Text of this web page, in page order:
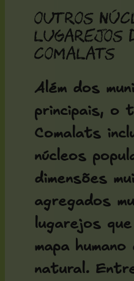
Outros
lugarejos
Comalats
Além dos
principais, o
Comalats
núcleos
dimensões
agregados
lugarejos
mapa
natural.